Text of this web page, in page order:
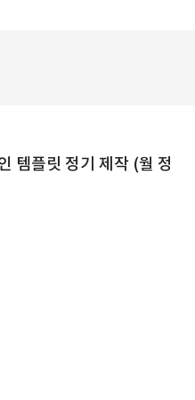
템플릿 정기 제작 (월 정